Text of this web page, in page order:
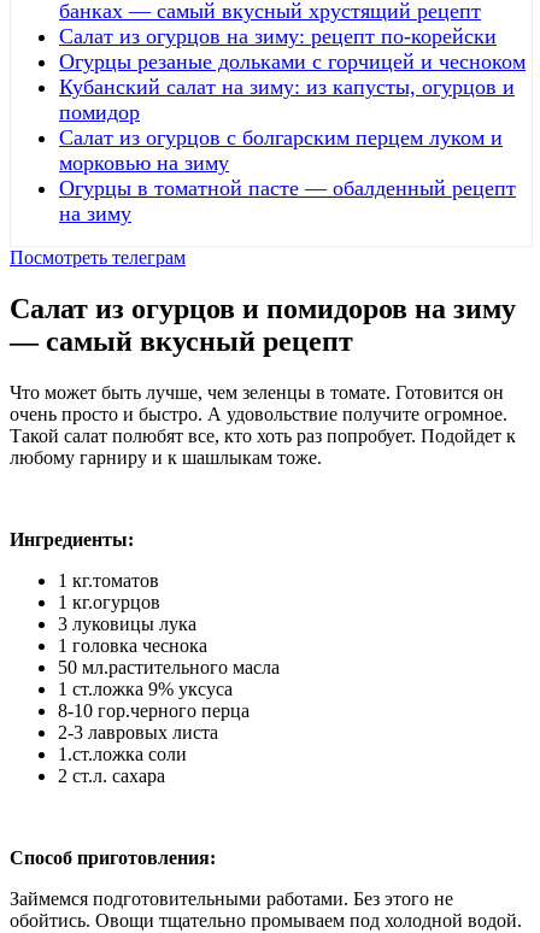
банках — самый вкусный хрустящий рецепт
Салат из огурцов на зиму: рецепт по-корейски
Огурцы резаные дольками с горчицей и чесноком
Кубанский салат на зиму: из капусты, огурцов и
помидор
Салат из огурцов с болгарским перцем луком и
морковью на зиму
Огурцы в томатной пасте — обалденный рецепт
на зиму
Посмотреть телеграм
Салат из огурцов и помидоров на зиму
— самый вкусный рецепт
Что может быть лучше, чем зеленцы в томате. Готовится он
очень просто и быстро. А удовольствие получите огромное.
Такой салат полюбят все, кто хоть раз попробует. Подойдет к
любому гарниру и к шашлыкам тоже.
Ингредиенты:
1 кг.томатов
1 кг.огурцов
3 луковицы лука
1 головка чеснока
50 мл.растительного масла
1 ст.ложка 9% уксуса
8-10 гор.черного перца
2-3 лавровых листа
1.ст.ложка соли
2 ст.л. сахара
Способ приготовления:
Займемся подготовительными работами. Без этого не
обойтись. Овощи тщательно промываем под холодной водой.